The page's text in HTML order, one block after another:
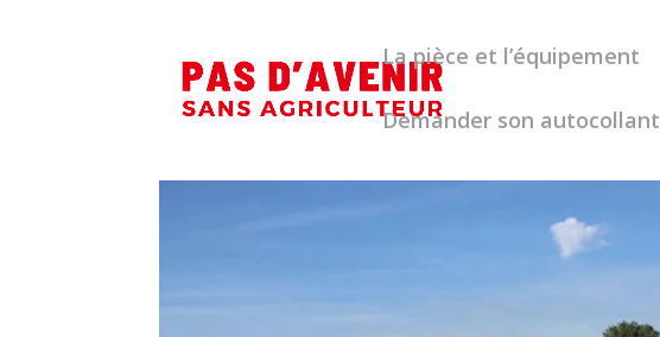
La pièce et l’équipement
Demander son autocollant